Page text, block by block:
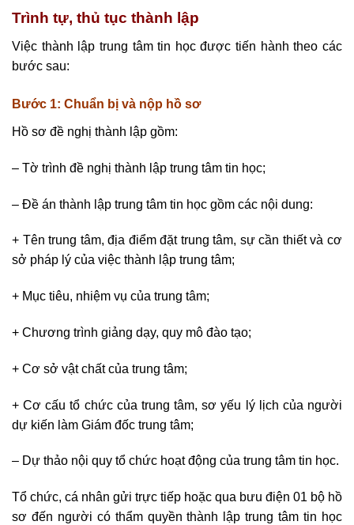
Trình tự, thủ tục thành lập
Việc thành lập trung tâm tin học được tiến hành theo các
bước sau:
Bước 1: Chuẩn bị và nộp hồ sơ
Hồ sơ đề nghị thành lập gồm:
– Tờ trình đề nghị thành lập trung tâm tin học;
– Đề án thành lập trung tâm tin học gồm các nội dung:
+ Tên trung tâm, địa điểm đặt trung tâm, sự cần thiết và cơ
sở pháp lý của việc thành lập trung tâm;
+ Mục tiêu, nhiệm vụ của trung tâm;
+ Chương trình giảng dạy, quy mô đào tạo;
+ Cơ sở vật chất của trung tâm;
+ Cơ cấu tổ chức của trung tâm, sơ yếu lý lịch của người
dự kiến làm Giám đốc trung tâm;
– Dự thảo nội quy tổ chức hoạt động của trung tâm tin học.
Tổ chức, cá nhân gửi trực tiếp hoặc qua bưu điện 01 bộ hồ
sơ đến người có thẩm quyền thành lập trung tâm tin học